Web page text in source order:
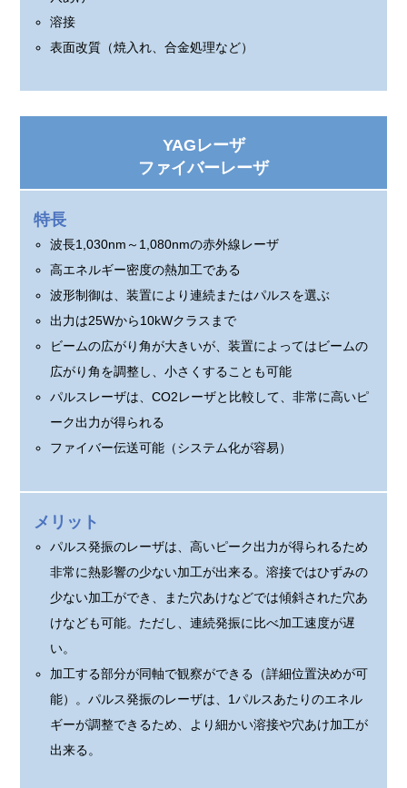
溶接
表面改質（焼入れ、合金処理など）
YAGレーザ
ファイバーレーザ
特長
波長1,030nm～1,080nmの赤外線レーザ
高エネルギー密度の熱加工である
波形制御は、装置により連続またはパルスを選ぶ
出力は25Wから10kWクラスまで
ビームの広がり角が大きいが、装置によってはビームの
広がり角を調整し、小さくすることも可能
パルスレーザは、CO2レーザと比較して、非常に高いピ
ーク出力が得られる
ファイバー伝送可能（システム化が容易）
メリット
パルス発振のレーザは、高いピーク出力が得られるため
非常に熱影響の少ない加工が出来る。溶接ではひずみの
少ない加工ができ、また穴あけなどでは傾斜された穴あ
けなども可能。ただし、連続発振に比べ加工速度が遅
い。
加工する部分が同軸で観察ができる（詳細位置決めが可
能）。パルス発振のレーザは、1パルスあたりのエネル
ギーが調整できるため、より細かい溶接や穴あけ加工が
出来る。